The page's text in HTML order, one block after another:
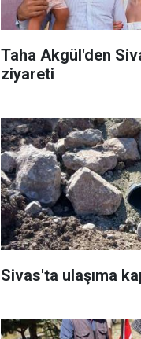
Taha Akgül'den
ziyareti
Sivas'ta ulaşıma